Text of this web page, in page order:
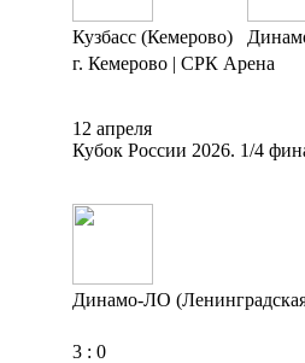
Кузбасс (Кемерово)
г. Кемерово | СРК Арена
12 апреля
Кубок России 2026. 1/4
Динамо-ЛО
3 : 0